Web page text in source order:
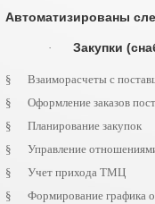
Автоматизированы
· Закупки
§
Взаиморасчеты с
§
Оформление заказов
§
Планирование закупок
§
Управление
§
Учет прихода ТМЦ
§
Формирование графика